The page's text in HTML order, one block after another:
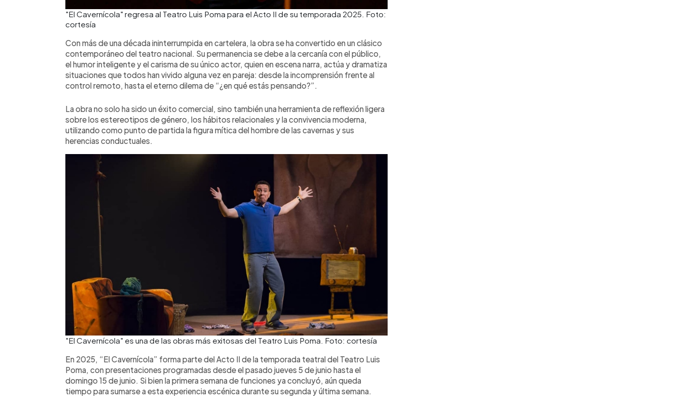
"El Cavernícola" regresa al Teatro Luis Poma para el Acto II de su temporada 2025. Foto:
cortesía
Con más de una década ininterrumpida en cartelera, la obra se ha convertido en un clásico
contemporáneo del teatro nacional. Su permanencia se debe a la cercanía con el público,
el humor inteligente y el carisma de su único actor, quien en escena narra, actúa y dramatiza
situaciones que todos han vivido alguna vez en pareja: desde la incomprensión frente al
control remoto, hasta el eterno dilema de “¿en qué estás pensando?”.
La obra no solo ha sido un éxito comercial, sino también una herramienta de reflexión ligera
sobre los estereotipos de género, los hábitos relacionales y la convivencia moderna,
utilizando como punto de partida la figura mítica del hombre de las cavernas y sus
herencias conductuales.
"El Cavernícola" es una de las obras más exitosas del Teatro Luis Poma. Foto: cortesía
En 2025, “El Cavernícola” forma parte del Acto II de la temporada teatral del Teatro Luis
Poma, con presentaciones programadas desde el pasado jueves 5 de junio hasta el
domingo 15 de junio. Si bien la primera semana de funciones ya concluyó, aún queda
tiempo para sumarse a esta experiencia escénica durante su segunda y última semana.